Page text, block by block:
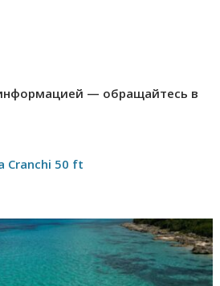
— обращайтесь в
Cranchi 50 ft